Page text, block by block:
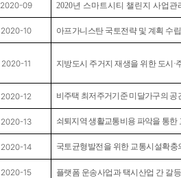
2020-09 2020년 스마트시티 챌린지 사업관
2020-10 아프가니스탄 국토전략 및 계획 수
2020-11 지방도시 주거지 재생을 위한 도시·
2020-12 비주택 최저주거기준 미달가구의
2020-13 쇠퇴지역 생활교통비용 파악을 통한
2020-14 국토균형발전을 위한 교통시설확
2020-15 플랫폼 운송사업과 택시산업 간 갈